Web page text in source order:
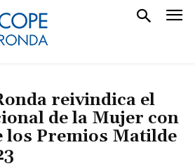
reivindica el
de la Mujer con
los Premios Matilde